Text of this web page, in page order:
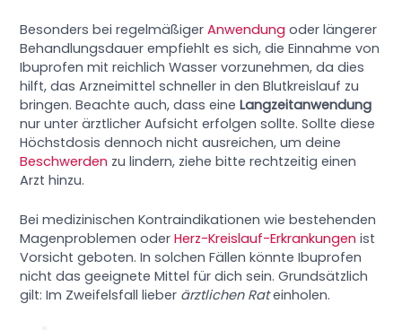
Besonders bei regelmäßigerAnwendung oder längerer
Behandlungsdauer empfiehlt es sich, die Einnahme von
Ibuprofen mit reichlich Wasser vorzunehmen, da dies
hilft, das Arzneimittel schneller in den Blutkreislauf zu
bringen. Beachte auch, dass eineLangzeitanwendung
nur unter ärztlicher Aufsicht erfolgen sollte. Sollte diese
Höchstdosis dennoch nicht ausreichen, um deine
Beschwerden zu lindern, ziehe bitte rechtzeitig einen
Arzt hinzu.
Bei medizinischen Kontraindikationen wie bestehenden
Magenproblemen oderHerz-Kreislauf-Erkrankungen ist
Vorsicht geboten. In solchen Fällen könnte Ibuprofen
nicht das geeignete Mittel für dich sein. Grundsätzlich
gilt: Im Zweifelsfall lieber ärztlichen Rateinholen.